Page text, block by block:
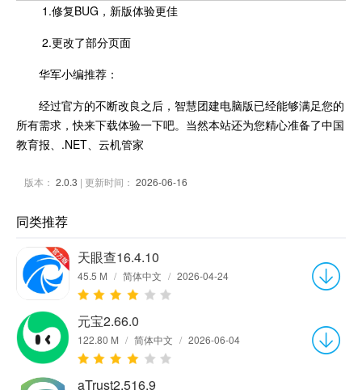
1.修复BUG，新版体验更佳
2.更改了部分页面
华军小编推荐：
经过官方的不断改良之后，智慧团建电脑版已经能够满足您的
所有需求，快来下载体验一下吧。当然本站还为您精心准备了中国
教育报、.NET、云机管家
版本： 2.0.3 | 更新时间： 2026-06-16
同类推荐
天眼查16.4.10
45.5 M / 简体中文 / 2026-04-24
元宝2.66.0
122.80 M / 简体中文 / 2026-06-04
aTrust2.516.9